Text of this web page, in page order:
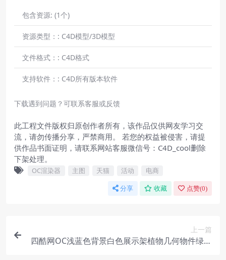
包含资源: (1个)
资源类型：: C4D模型/3D模型
文件格式：: C4D格式
支持软件：: C4D所有版本软件
下载遇到问题？可联系客服或反馈
此工程文件版权归原创作者所有，该作品仅供网友学习交
流，请勿传播分享，严禁商用。 若您的权益被侵害，请提
供作品书面证明，请联系网站客服微信号：C4D_cool删除
下架处理。
OC渲染器 主图 天猫 活动 电商
分享 收藏 点赞(0)
上一篇
四酷网OC浅蓝色背景白色展示架植物几何物件绿色